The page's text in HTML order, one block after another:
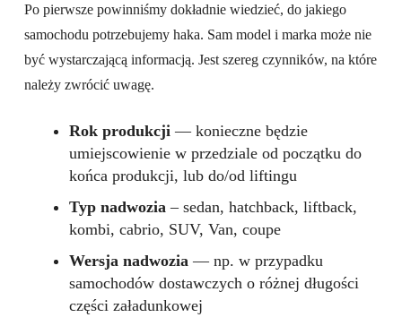
Po pierwsze powinniśmy dokładnie wiedzieć, do jakiego
samochodu potrzebujemy haka. Sam model i marka może nie
być wystarczającą informacją. Jest szereg czynników, na które
należy zwrócić uwagę.
Rok produkcji — konieczne będzie
umiejscowienie w przedziale od początku do
końca produkcji, lub do/od liftingu
Typ nadwozia – sedan, hatchback, liftback,
kombi, cabrio, SUV, Van, coupe
Wersja nadwozia — np. w przypadku
samochodów dostawczych o różnej długości
części załadunkowej